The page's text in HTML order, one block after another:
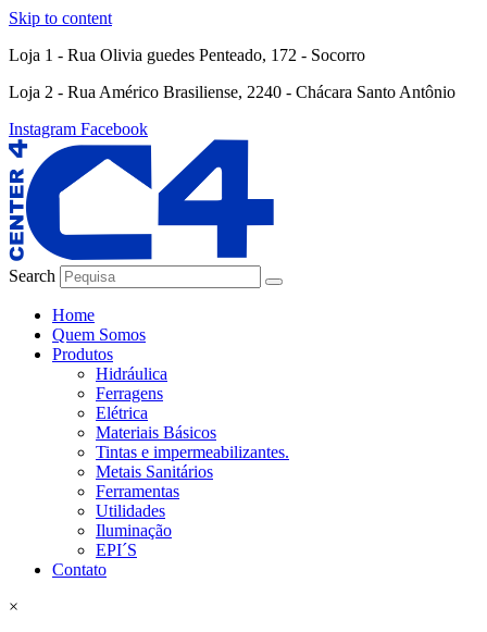
Skip to content
Loja 1 - Rua Olivia guedes Penteado, 172 - Socorro
Loja 2 - Rua Américo Brasiliense, 2240 - Chácara Santo Antônio
Instagram Facebook
Search
Home
Quem Somos
Produtos
Hidráulica
Ferragens
Elétrica
Materiais Básicos
Tintas e impermeabilizantes.
Metais Sanitários
Ferramentas
Utilidades
Iluminação
EPI´S
Contato
×